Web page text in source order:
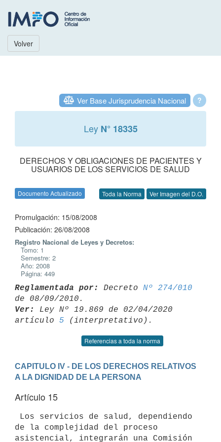
Volver
?
Ver Base Jurisprudencia Nacional
Ley N° 18335
DERECHOS Y OBLIGACIONES DE PACIENTES Y
USUARIOS DE LOS SERVICIOS DE SALUD
Documento Actualizado Toda la Norma Ver Imagen del D.O.
Promulgación: 15/08/2008
Publicación: 26/08/2008
Registro Nacional de Leyes y Decretos:
Tomo: 1
Semestre: 2
Año: 2008
Página: 449
Reglamentada por: Decreto Nº 274/010
Ver:
Ley Nº 19.869 de 02/04/2020
artículo 5
Referencias a toda la norma
CAPITULO IV - DE LOS DERECHOS RELATIVOS
A LA DIGNIDAD DE LA PERSONA
Artículo 15
de la complejidad del proceso
asistencial, integrarán una Comisión